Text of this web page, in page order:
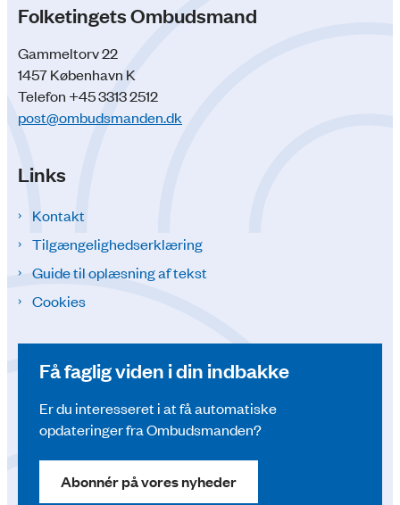
Folketingets Ombudsmand
Gammeltorv 22
1457 København K
Telefon +45 3313 2512
post@ombudsmanden.dk
Links
Kontakt
Tilgængelighedserklæring
Guide til oplæsning af tekst
Cookies
Få faglig viden i din indbakke
Er du interesseret i at få automatiske
opdateringer fra Ombudsmanden?
Abonnér på vores nyheder